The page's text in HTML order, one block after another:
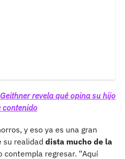
revela qué opina su hijo
contenido
y eso ya es una gran
su realidad dista mucho de la
contempla regresar. “Aquí